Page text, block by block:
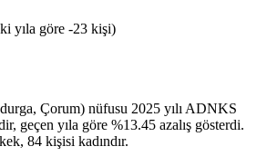
yıla göre -23 kişi)
Çorum) nüfusu 2025 yılı ADNKS
geçen yıla göre %13.45 azalış gösterdi.
84 kişisi kadındır.